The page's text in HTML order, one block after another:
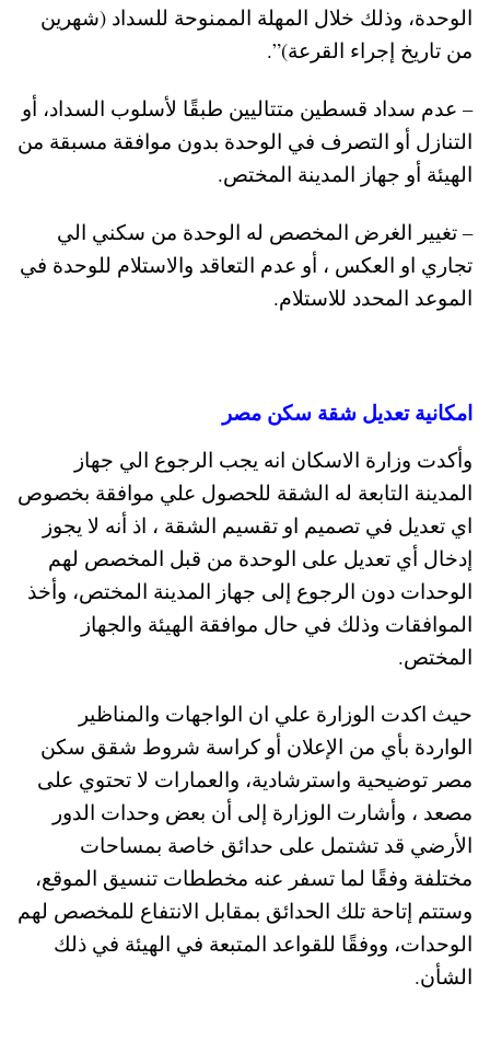
الوحدة، وذلك خلال المهلة الممنوحة للسداد (شهرين
من تاريخ إجراء القرعة)”.
– عدم سداد قسطين متتاليين طبقًا لأسلوب السداد، أو
التنازل أو التصرف في الوحدة بدون موافقة مسبقة من
الهيئة أو جهاز المدينة المختص.
– تغيير الغرض المخصص له الوحدة من سكني الي
تجاري او العكس ، أو عدم التعاقد والاستلام للوحدة في
الموعد المحدد للاستلام.
امكانية تعديل شقة سكن مصر
وأكدت وزارة الاسكان انه يجب الرجوع الي جهاز
المدينة التابعة له الشقة للحصول علي موافقة بخصوص
اي تعديل في تصميم او تقسيم الشقة ، اذ أنه لا يجوز
إدخال أي تعديل على الوحدة من قبل المخصص لهم
الوحدات دون الرجوع إلى جهاز المدينة المختص، وأخذ
الموافقات وذلك في حال موافقة الهيئة والجهاز
المختص.
حيث اكدت الوزارة علي ان الواجهات والمناظير
الواردة بأي من الإعلان أو كراسة شروط شقق سكن
مصر توضيحية واسترشادية، والعمارات لا تحتوي على
مصعد ، وأشارت الوزارة إلى أن بعض وحدات الدور
الأرضي قد تشتمل على حدائق خاصة بمساحات
مختلفة وفقًا لما تسفر عنه مخططات تنسيق الموقع،
وستتم إتاحة تلك الحدائق بمقابل الانتفاع للمخصص لهم
الوحدات، ووفقًا للقواعد المتبعة في الهيئة في ذلك
الشأن.